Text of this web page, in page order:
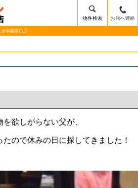
物件検索 お店へ連絡
学園南口店
を欲しがらない父が、
ので休みの日に探してきました！